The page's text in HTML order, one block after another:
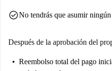
check_circleNo tendrás que asumir
Después de la aprobación del
Reembolso total del pago